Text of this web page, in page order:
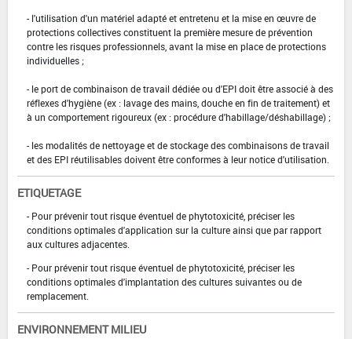
- l'utilisation d'un matériel adapté et entretenu et la mise en œuvre de
protections collectives constituent la première mesure de prévention
contre les risques professionnels, avant la mise en place de protections
individuelles ;
- le port de combinaison de travail dédiée ou d'EPI doit être associé à des
réflexes d'hygiène (ex : lavage des mains, douche en fin de traitement) et
à un comportement rigoureux (ex : procédure d'habillage/déshabillage) ;
- les modalités de nettoyage et de stockage des combinaisons de travail
et des EPI réutilisables doivent être conformes à leur notice d'utilisation.
ETIQUETAGE
- Pour prévenir tout risque éventuel de phytotoxicité, préciser les
conditions optimales d'application sur la culture ainsi que par rapport
aux cultures adjacentes.
- Pour prévenir tout risque éventuel de phytotoxicité, préciser les
conditions optimales d'implantation des cultures suivantes ou de
remplacement.
ENVIRONNEMENT MILIEU